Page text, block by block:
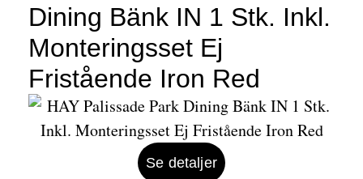
Dining Bänk IN 1 Stk. Inkl.
Monteringsset Ej
Fristående Iron Red
Se detaljer